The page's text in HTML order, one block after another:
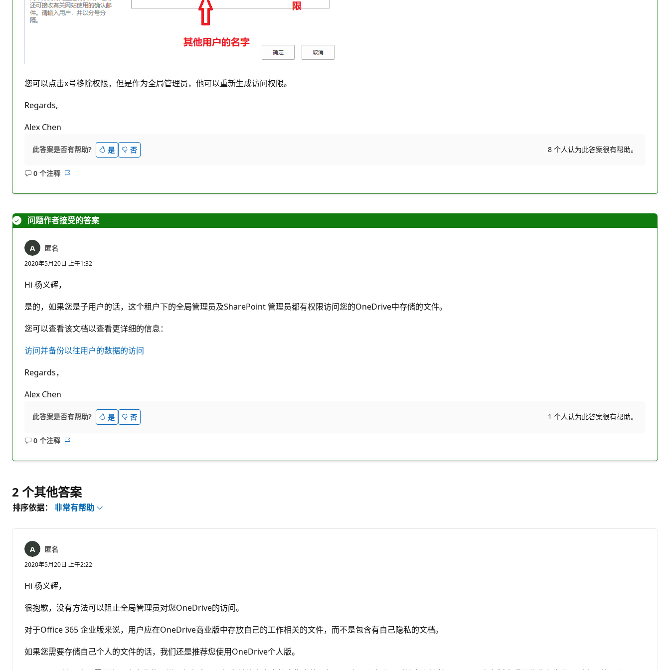
您可以点击x号移除权限，但是作为全局管理员，他可以重新生成访问权限。
Regards,
Alex Chen
此答案是否有帮助? 是 否 8 个人认为此答案很有帮助。
0 个注释
无
问题作者接受的答案
匿名
2020年5月20日 上午1:32
Hi 杨义辉，
是的，如果您是子用户的话，这个租户下的全局管理员及SharePoint 管理员都有权限访问您的OneDrive中存储的文件。
您可以查看该文档以查看更详细的信息：
访问并备份以往用户的数据的访问
Regards，
Alex Chen
此答案是否有帮助? 是 否 1 个人认为此答案很有帮助。
0 个注释
无
2 个其他答案
排序依据： 非常有帮助
匿名
2020年5月20日 上午2:22
Hi 杨义辉，
很抱歉，没有方法可以阻止全局管理员对您OneDrive的访问。
对于Office 365 企业版来说，用户应在OneDrive商业版中存放自己的工作相关的文件，而不是包含有自己隐私的文档。
如果您需要存储自己个人的文件的话，我们还是推荐您使用OneDrive个人版。